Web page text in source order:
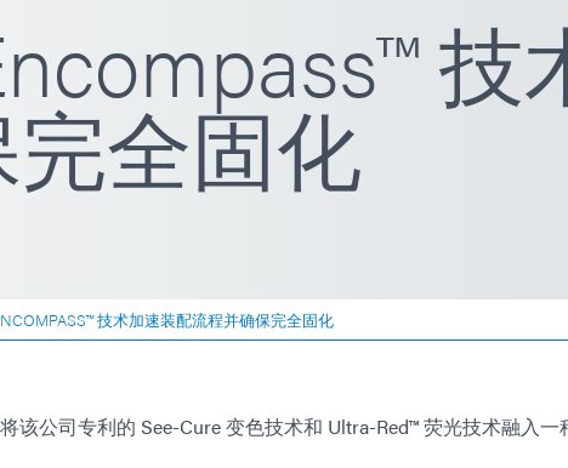
技
全固化
技术加速装配流程并确保完全固化
该公司专利的 See-Cure 变色技术和 Ultra-Red™ 荧光技术融入一